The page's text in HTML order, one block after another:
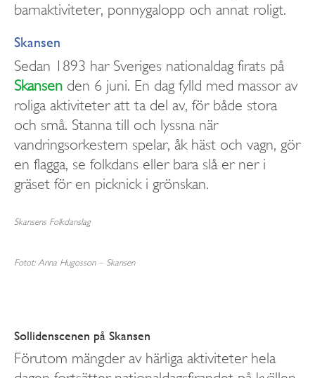
barnaktiviteter, ponnygalopp och annat roligt.
Skansen
Sedan 1893 har Sveriges nationaldag firats på
Skansen den 6 juni. En dag fylld med massor av
roliga aktiviteter att ta del av, för både stora
och små. Stanna till och lyssna när
vandringsorkestern spelar, åk häst och vagn, gör
en flagga, se folkdans eller bara slå er ner i
gräset för en picknick i grönskan.
Skansens Folkdanslag
Fotot: Anna Hugosson – Skansen
Sollidenscenen på Skansen
Förutom mängder av härliga aktiviteter hela